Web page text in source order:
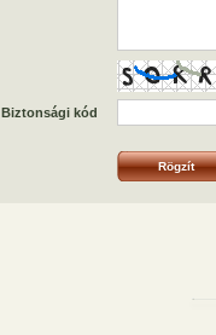
Biztonsági kód